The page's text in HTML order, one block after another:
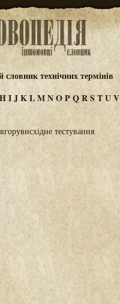
словник технічних термінів
HIJKLMNOPQRSTUV
тестування